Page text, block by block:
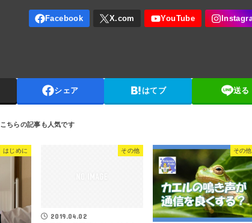
シェア はてブ 送る
はじめに その他
2019.04.02
その他